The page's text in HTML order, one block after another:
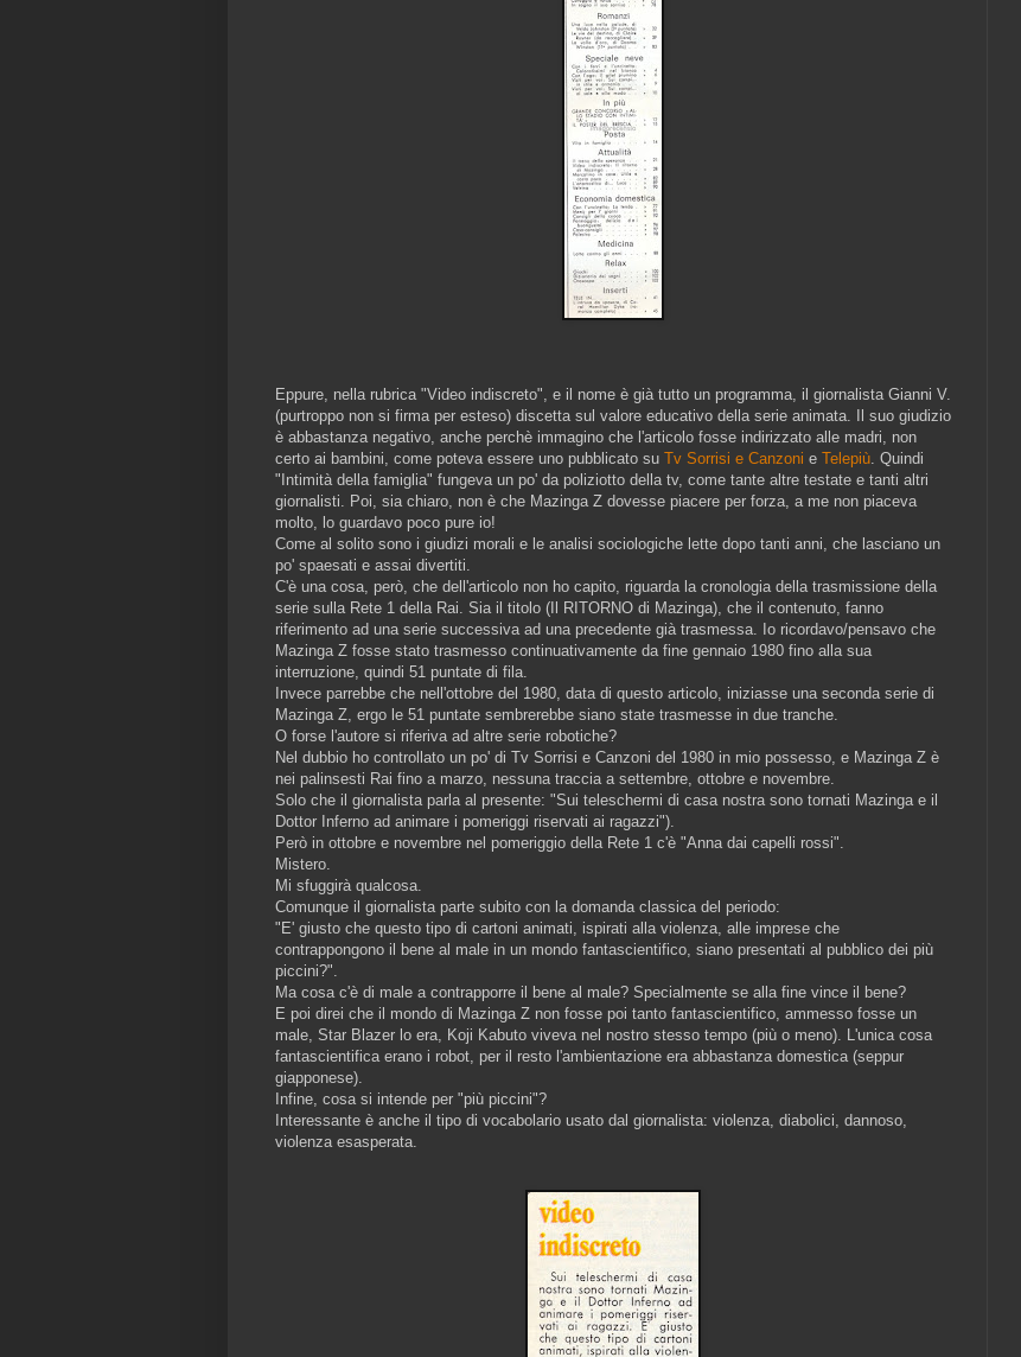
Eppure, nella rubrica "Video indiscreto", e il nome è già tutto un programma, il giornalista Gianni V.
(purtroppo non si firma per esteso) discetta sul valore educativo della serie animata. Il suo giudizio
è abbastanza negativo, anche perchè immagino che l'articolo fosse indirizzato alle madri, non
certo ai bambini, come poteva essere uno pubblicato su Tv Sorrisi e Canzoni e Telepiù. Quindi
"Intimità della famiglia" fungeva un po' da poliziotto della tv, come tante altre testate e tanti altri
giornalisti. Poi, sia chiaro, non è che Mazinga Z dovesse piacere per forza, a me non piaceva
molto, lo guardavo poco pure io!
Come al solito sono i giudizi morali e le analisi sociologiche lette dopo tanti anni, che lasciano un
po' spaesati e assai divertiti.
C'è una cosa, però, che dell'articolo non ho capito, riguarda la cronologia della trasmissione della
serie sulla Rete 1 della Rai. Sia il titolo (Il RITORNO di Mazinga), che il contenuto, fanno
riferimento ad una serie successiva ad una precedente già trasmessa. Io ricordavo/pensavo che
Mazinga Z fosse stato trasmesso continuativamente da fine gennaio 1980 fino alla sua
interruzione, quindi 51 puntate di fila.
Invece parrebbe che nell'ottobre del 1980, data di questo articolo, iniziasse una seconda serie di
Mazinga Z, ergo le 51 puntate sembrerebbe siano state trasmesse in due tranche.
O forse l'autore si riferiva ad altre serie robotiche?
Nel dubbio ho controllato un po' di Tv Sorrisi e Canzoni del 1980 in mio possesso, e Mazinga Z è
nei palinsesti Rai fino a marzo, nessuna traccia a settembre, ottobre e novembre.
Solo che il giornalista parla al presente: "Sui teleschermi di casa nostra sono tornati Mazinga e il
Dottor Inferno ad animare i pomeriggi riservati ai ragazzi").
Però in ottobre e novembre nel pomeriggio della Rete 1 c'è "Anna dai capelli rossi".
Mistero.
Mi sfuggirà qualcosa.
Comunque il giornalista parte subito con la domanda classica del periodo:
"E' giusto che questo tipo di cartoni animati, ispirati alla violenza, alle imprese che
contrappongono il bene al male in un mondo fantascientifico, siano presentati al pubblico dei più
piccini?".
Ma cosa c'è di male a contrapporre il bene al male? Specialmente se alla fine vince il bene?
E poi direi che il mondo di Mazinga Z non fosse poi tanto fantascientifico, ammesso fosse un
male, Star Blazer lo era, Koji Kabuto viveva nel nostro stesso tempo (più o meno). L'unica cosa
fantascientifica erano i robot, per il resto l'ambientazione era abbastanza domestica (seppur
giapponese).
Infine, cosa si intende per "più piccini"?
Interessante è anche il tipo di vocabolario usato dal giornalista: violenza, diabolici, dannoso,
violenza esasperata.